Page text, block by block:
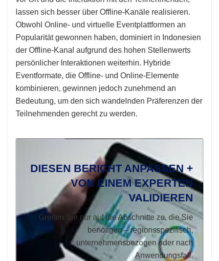
lassen sich besser über Offline-Kanäle realisieren.
Obwohl Online- und virtuelle Eventplattformen an
Popularität gewonnen haben, dominiert in Indonesien
der Offline-Kanal aufgrund des hohen Stellenwerts
persönlicher Interaktionen weiterhin. Hybride
Eventformate, die Offline- und Online-Elemente
kombinieren, gewinnen jedoch zunehmend an
Bedeutung, um den sich wandelnden Präferenzen der
Teilnehmenden gerecht zu werden.
DIESEN BERICHT ANPASSEN +
VON EINEM EXPERTEN
VALIDIEREN
Greifen Sie nur auf die Abschnitte zu, die Sie
benötigen – regionsspezifisch,
unternehmensbezogen oder nach
Anwendungsfall.